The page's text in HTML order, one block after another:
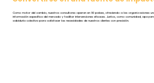
Como motor del cambio, nuestros consultores operan en 90 países, ofreciendo a las organizaciones
información específica del mercado y facilitar intervenciones eficaces. Juntos, como comunidad,
sabiduría colectiva para satisfacer las necesidades de nuestros clientes con precisión.